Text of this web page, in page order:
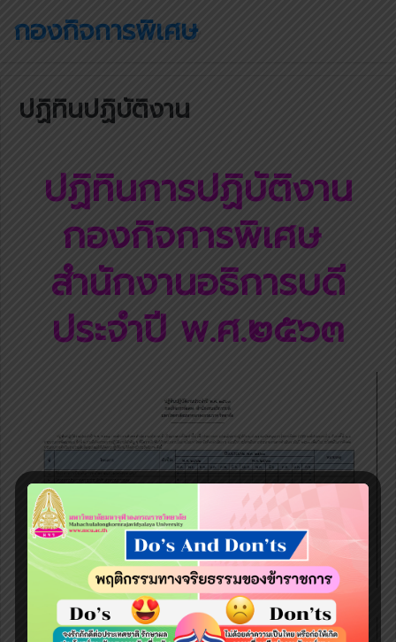
กองกิจการพิเศษ
ปฏิทินปฏิบัติงาน
ปฏิทินการปฏิบัติงาน
กองกิจการพิเศษ
สำนักงานอธิการบดี
ประจำปี พ.ศ.๒๕๖๓